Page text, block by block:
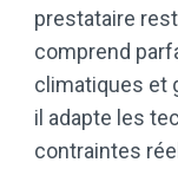
prestataire
comprend
climatiques et
il adapte les
contraintes